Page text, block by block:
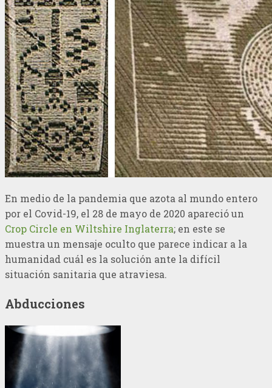
En medio de la pandemia que azota al mundo entero
por el Covid-19, el 28 de mayo de 2020 apareció un
Crop Circle en Wiltshire Inglaterra; en este se
muestra un mensaje oculto que parece indicar a la
humanidad cuál es la solución ante la difícil
situación sanitaria que atraviesa.
Abducciones